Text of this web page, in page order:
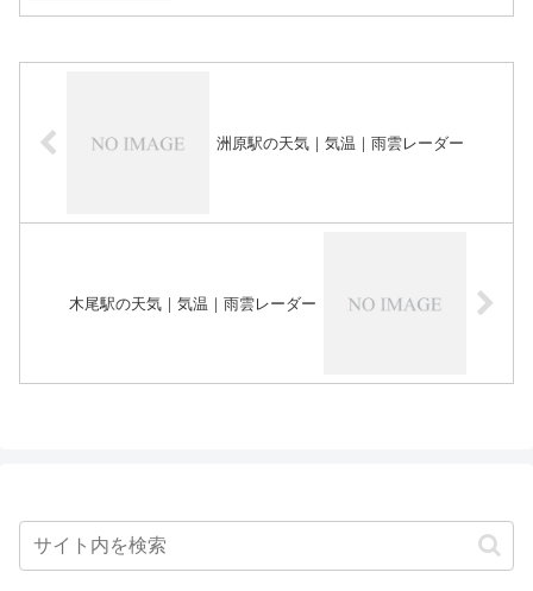
洲原駅の天気｜気温｜雨雲レーダー
木尾駅の天気｜気温｜雨雲レーダー